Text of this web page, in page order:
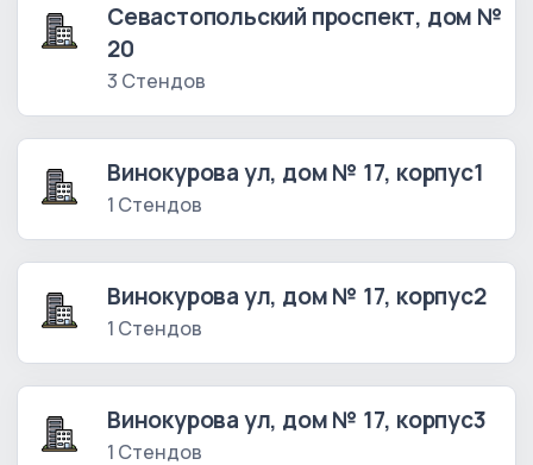
Севастопольский проспект, дом №
20
3 Стендов
Винокурова ул, дом № 17, корпус1
1 Стендов
Винокурова ул, дом № 17, корпус2
1 Стендов
Винокурова ул, дом № 17, корпус3
1 Стендов